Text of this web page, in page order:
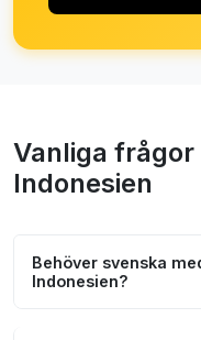
Vanliga
Indonesien
Behöver svenska
Indonesien?